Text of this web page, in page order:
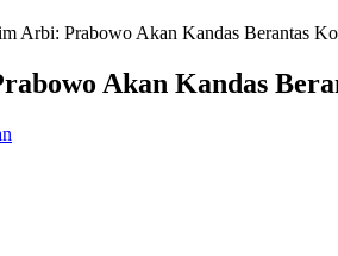
Arbi: Prabowo Akan Kandas Berantas
Akan Kandas